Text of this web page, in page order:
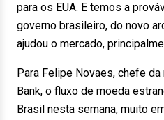
para os EUA. E temos a
governo brasileiro, do novo
ajudou o mercado,
Para Felipe Novaes, chefe
Bank, o fluxo de moeda
Brasil nesta semana, muito